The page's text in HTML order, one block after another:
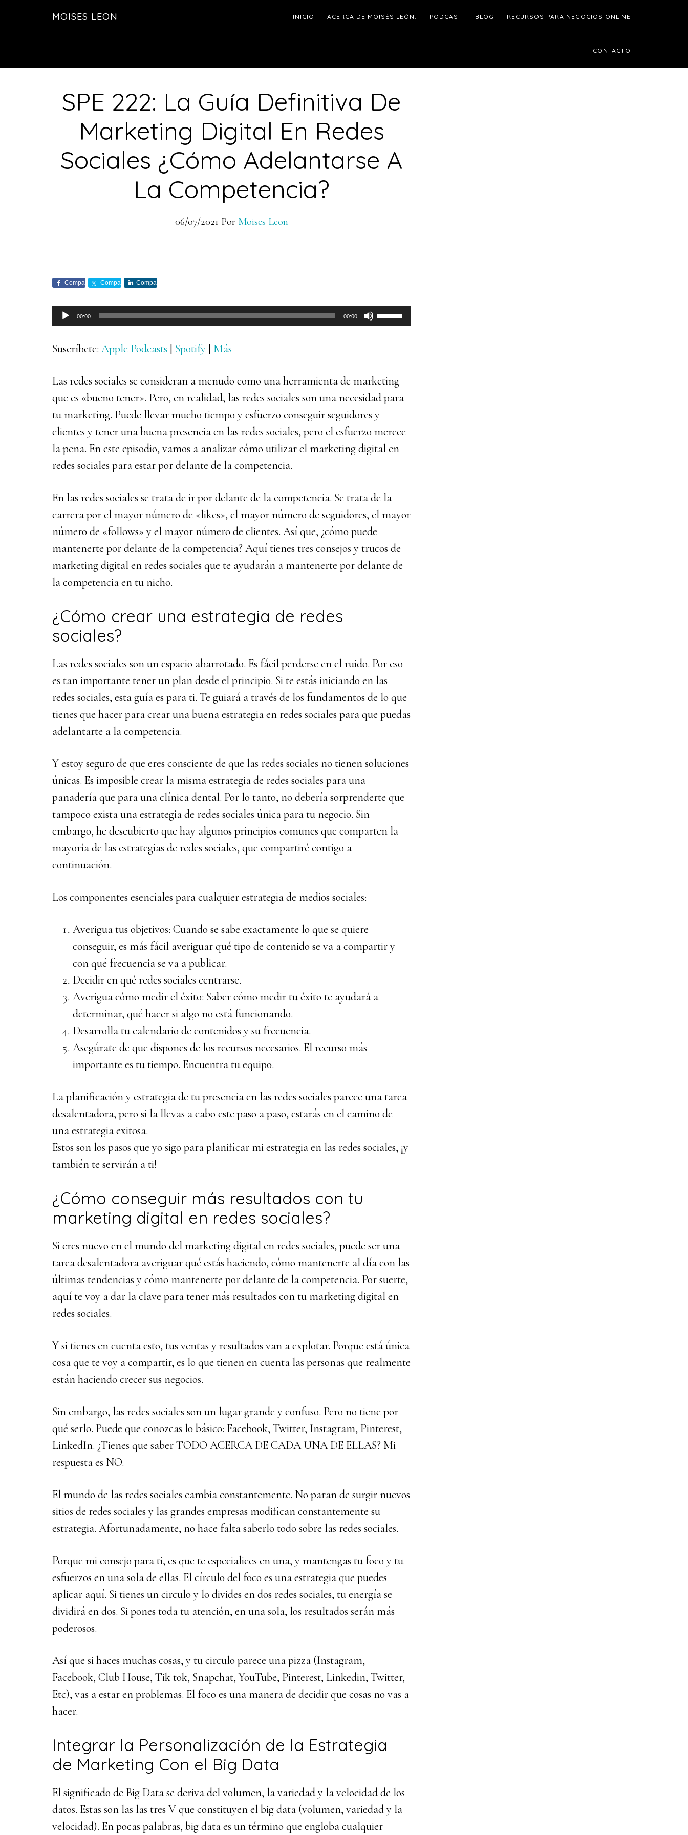
MOISES LEON INICIO ACERCA DE MOISÉS LEÓN: PODCAST BLOG RECURSOS PARA NEGOCIOS ONLINE
CONTACTO
SPE 222: La Guía Definitiva De
Marketing Digital En Redes
Sociales ¿Cómo Adelantarse A
La Competencia?
06/07/2021 Por Moises Leon
Comparte Comparte Comparte
Reproductor
de
audio
00:00 00:00
Utiliza
las
flecha
arriba/abajo
para
aumentar
o
volumen.
Suscríbete: Apple Podcasts | Spotify | Más
Las redes sociales se consideran a menudo como una herramienta de marketing
que es «bueno tener». Pero, en realidad, las redes sociales son una necesidad para
tu marketing. Puede llevar mucho tiempo y esfuerzo conseguir seguidores y
clientes y tener una buena presencia en las redes sociales, pero el esfuerzo merece
la pena. En este episodio, vamos a analizar cómo utilizar el marketing digital en
redes sociales para estar por delante de la competencia.
En las redes sociales se trata de ir por delante de la competencia. Se trata de la
carrera por el mayor número de «likes», el mayor número de seguidores, el mayor
número de «follows» y el mayor número de clientes. Así que, ¿cómo puede
mantenerte por delante de la competencia? Aquí tienes tres consejos y trucos de
marketing digital en redes sociales que te ayudarán a mantenerte por delante de
la competencia en tu nicho.
¿Cómo crear una estrategia de redes
sociales?
Las redes sociales son un espacio abarrotado. Es fácil perderse en el ruido. Por eso
es tan importante tener un plan desde el principio. Si te estás iniciando en las
redes sociales, esta guía es para ti. Te guiará a través de los fundamentos de lo que
tienes que hacer para crear una buena estrategia en redes sociales para que puedas
adelantarte a la competencia.
Y estoy seguro de que eres consciente de que las redes sociales no tienen soluciones
únicas. Es imposible crear la misma estrategia de redes sociales para una
panadería que para una clínica dental. Por lo tanto, no debería sorprenderte que
tampoco exista una estrategia de redes sociales única para tu negocio. Sin
embargo, he descubierto que hay algunos principios comunes que comparten la
mayoría de las estrategias de redes sociales, que compartiré contigo a
continuación.
Los componentes esenciales para cualquier estrategia de medios sociales:
Averigua tus objetivos: Cuando se sabe exactamente lo que se quiere
conseguir, es más fácil averiguar qué tipo de contenido se va a compartir y
con qué frecuencia se va a publicar.
Decidir en qué redes sociales centrarse.
Averigua cómo medir el éxito: Saber cómo medir tu éxito te ayudará a
determinar, qué hacer si algo no está funcionando.
Desarrolla tu calendario de contenidos y su frecuencia.
Asegúrate de que dispones de los recursos necesarios. El recurso más
importante es tu tiempo. Encuentra tu equipo.
La planificación y estrategia de tu presencia en las redes sociales parece una tarea
desalentadora, pero si la llevas a cabo este paso a paso, estarás en el camino de
una estrategia exitosa.
Estos son los pasos que yo sigo para planificar mi estrategia en las redes sociales, ¡y
también te servirán a ti!
¿Cómo conseguir más resultados con tu
marketing digital en redes sociales?
Si eres nuevo en el mundo del marketing digital en redes sociales, puede ser una
tarea desalentadora averiguar qué estás haciendo, cómo mantenerte al día con las
últimas tendencias y cómo mantenerte por delante de la competencia. Por suerte,
aquí te voy a dar la clave para tener más resultados con tu marketing digital en
redes sociales.
Y si tienes en cuenta esto, tus ventas y resultados van a explotar. Porque está única
cosa que te voy a compartir, es lo que tienen en cuenta las personas que realmente
están haciendo crecer sus negocios.
Sin embargo, las redes sociales son un lugar grande y confuso. Pero no tiene por
qué serlo. Puede que conozcas lo básico: Facebook, Twitter, Instagram, Pinterest,
LinkedIn. ¿Tienes que saber TODO ACERCA DE CADA UNA DE ELLAS? Mi
respuesta es NO.
El mundo de las redes sociales cambia constantemente. No paran de surgir nuevos
sitios de redes sociales y las grandes empresas modifican constantemente su
estrategia. Afortunadamente, no hace falta saberlo todo sobre las redes sociales.
Porque mi consejo para ti, es que te especialices en una, y mantengas tu foco y tu
esfuerzos en una sola de ellas. El círculo del foco es una estrategia que puedes
aplicar aquí. Si tienes un circulo y lo divides en dos redes sociales, tu energía se
dividirá en dos. Si pones toda tu atención, en una sola, los resultados serán más
poderosos.
Así que si haces muchas cosas, y tu circulo parece una pizza (Instagram,
Facebook, Club House, Tik tok, Snapchat, YouTube, Pinterest, Linkedin, Twitter,
Etc), vas a estar en problemas. El foco es una manera de decidir que cosas no vas a
hacer.
Integrar la Personalización de la Estrategia
de Marketing Con el Big Data
El significado de Big Data se deriva del volumen, la variedad y la velocidad de los
datos. Estas son las las tres V que constituyen el big data (volumen, variedad y la
velocidad). En pocas palabras, big data es un término que engloba cualquier